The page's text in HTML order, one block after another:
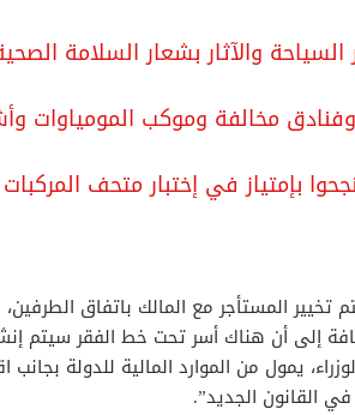
والآثار بشعار السلامة
مخالفة وموكب المومياوات
بإمتياز في إختبار متحف
مرور الـ10 أعوام يتم تخيير المستأجر مع المالك
إلى أن هناك أسر تحت خط الفقر سيتم
يمول من الموارد المالية للدولة
القانون الجديد”.